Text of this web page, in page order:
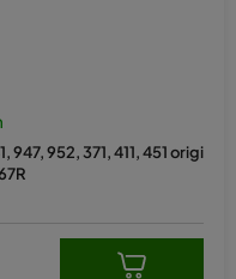
952, 371, 411, 451 origi